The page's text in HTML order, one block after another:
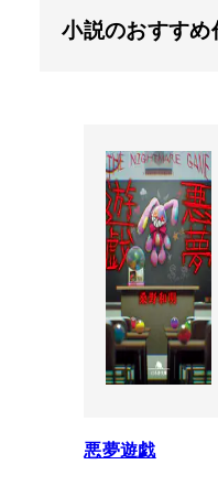
小説のおすすめ
悪夢遊戯